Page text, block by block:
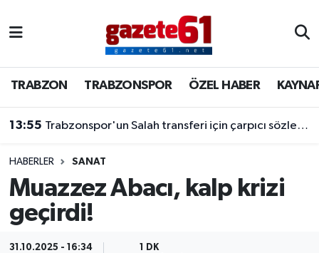
TRABZON TRABZONSPOR ÖZEL HABER
13:55 Trabzonspor'un Salah transferi için çarpıcı sözler! "Bu dünyaya bir mesajdır"
HABERLER SANAT
Muazzez Abacı, kalp krizi
geçirdi!
31.10.2025 - 16:34 1 DK
TRABZONSPOR
ÖZEL HABER
KAYNAR KAZAN
SİYASET
Trabzon Nöbetçi Eczaneler
Trabzon Hava Durumu
Trabzon Namaz Vakitleri
Trabzon Trafik Yoğunluk Haritası
Süper Lig Puan Durumu ve Fikstür